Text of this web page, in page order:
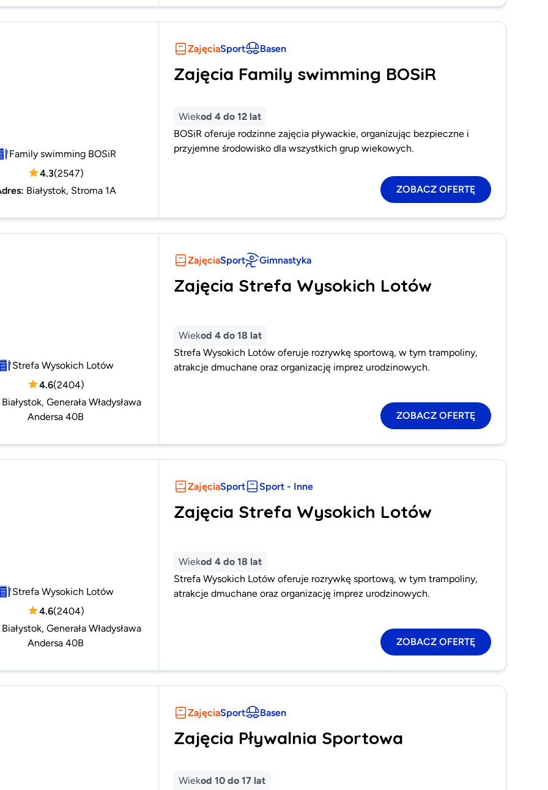
Family swimming BOSiR
4.3(2547)
: Białystok, Stroma 1A
ZajęciaSport Basen
Zajęcia Family swimming BOSiR
Wiekod 4 do 12 lat
BOSiR oferuje rodzinne zajęcia pływackie, organizując bezpieczne i
przyjemne środowisko dla wszystkich grup wiekowych.
ZOBACZ OFERTĘ
Strefa Wysokich Lotów
4.6(2404)
Białystok, Generała Władysława
Andersa 40B
ZajęciaSport Gimnastyka
Zajęcia Strefa Wysokich Lotów
Wiekod 4 do 18 lat
Strefa Wysokich Lotów oferuje rozrywkę sportową, w tym trampoliny,
atrakcje dmuchane oraz organizację imprez urodzinowych.
ZOBACZ OFERTĘ
Strefa Wysokich Lotów
4.6(2404)
Białystok, Generała Władysława
Andersa 40B
ZajęciaSport Sport - Inne
Zajęcia Strefa Wysokich Lotów
Wiekod 4 do 18 lat
Strefa Wysokich Lotów oferuje rozrywkę sportową, w tym trampoliny,
atrakcje dmuchane oraz organizację imprez urodzinowych.
ZOBACZ OFERTĘ
ZajęciaSport Basen
Zajęcia Pływalnia Sportowa
Wiekod 10 do 17 lat